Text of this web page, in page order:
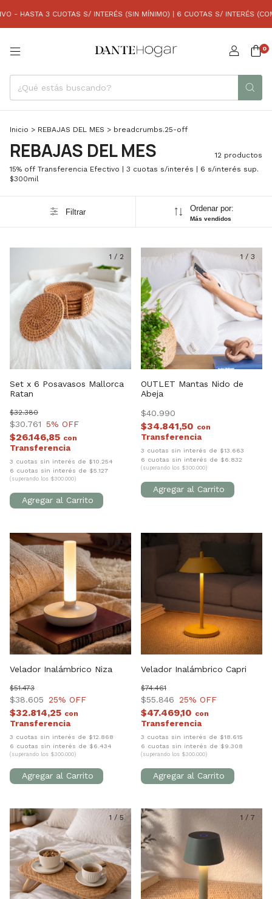
3 CUOTAS S/ INTERÉS (SIN MÍNIMO) | 6 CUOTAS S/ INTERÉS
0
Inicio > REBAJAS DEL MES > breadcrumbs.25-off
REBAJAS DEL MES
12 productos
15% off Transferencia Efectivo | 3 cuotas s/interés | 6 s/interés sup.
$300mil
Filtrar Ordenar por:
Más vendidos
1 / 2
Set x 6 Posavasos Mallorca
Ratan
$30.761
$32.380
5% OFF
$26.146,85 con
3 cuotas sin interés de $10.254
6 cuotas sin interés de $5.127
(superando los $300.000)
1 / 3
OUTLET Mantas Nido de
Abeja
$40.990
$34.841,50 con
3 cuotas sin interés de $13.663
6 cuotas sin interés de $6.832
(superando los $300.000)
1 10
Velador Inalámbrico Niza
$38.605
$51.473
25% OFF
$32.814,25 con
3 cuotas sin interés de $12.868
6 cuotas sin interés de $6.434
(superando los $300.000)
9
Velador Inalámbrico Capri
$55.846
$74.461
25% OFF
$47.469,10 con
3 cuotas sin interés de $18.615
6 cuotas sin interés de $9.308
(superando los $300.000)
1 / 5 1 / 7